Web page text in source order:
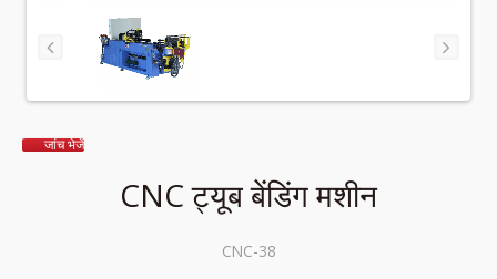
जांच भेजें
CNC ट्यूब बेंडिंग मशीन
CNC-38